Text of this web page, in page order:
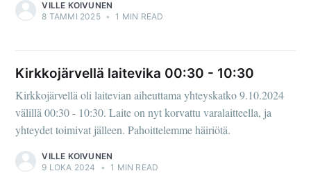
VILLE KOIVUNEN
8 TAMMI 2025 • 1 MIN READ
Kirkkojärvellä laitevika 00:30 - 10:30
Kirkkojärvellä oli laitevian aiheuttama yhteyskatko 9.10.2024
välillä 00:30 - 10:30. Laite on nyt korvattu varalaitteella, ja
yhteydet toimivat jälleen. Pahoittelemme häiriötä.
VILLE KOIVUNEN
9 LOKA 2024
• 1 MIN READ